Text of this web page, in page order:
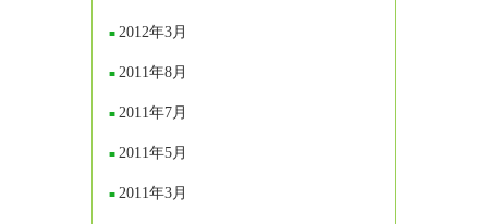
2012年3月
2011年8月
2011年7月
2011年5月
2011年3月